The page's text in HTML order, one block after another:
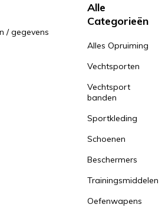
/ gegevens
Alle
Categorieën
Alles Opruiming
Vechtsporten
Vechtsport
banden
Sportkleding
Schoenen
Beschermers
Trainingsmiddelen
Oefenwapens